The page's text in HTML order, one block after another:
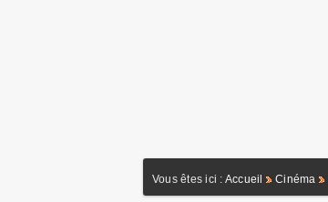
Vous êtes ici : Accueil Cinéma